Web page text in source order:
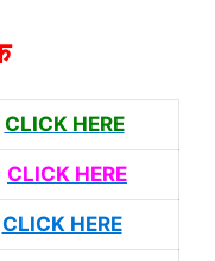
CLICK HERE
CLICK HERE
CLICK HERE